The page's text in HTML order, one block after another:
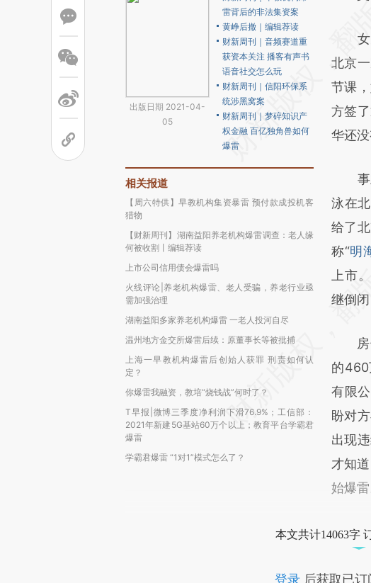
出版日期 2021-04-
05
雷背后的非法集资案
黄峥后撤｜编辑荐读
财新周刊｜音频赛道重
获资本关注 播客有声书
语音社交怎么玩
财新周刊｜信阳环保系
统涉黑窝案
财新周刊｜梦碎知识产
权金融 百亿独角兽如何
爆雷
相关报道
【周六特供】早教机构集资暴雷 预付款成投机客
猎物
【财新周刊】湖南益阳养老机构爆雷调查：老人缘
何被收割丨编辑荐读
上市公司信用债会爆雷吗
火线评论|养老机构爆雷、老人受骗，养老行业亟
需加强治理
湖南益阳多家养老机构爆雷 一老人投河自尽
温州地方金交所爆雷后续：原董事长等被批捕
上海一早教机构爆雷后创始人获罪 刑责如何认
定？
你爆雷我融资，教培“烧钱战”何时了？
T早报|微博三季度净利润下滑76.9%；工信部：
2021年新建5G基站60万个以上；教育平台学霸君
爆雷
学霸君爆雷 “1对1”模式怎么了？
而成
财新
比对
女儿
北京
节课
方签
华还没
事业
泳在
给了
称“明
上市
继倒
房子
的460
有限
盼对
出现
才知
始爆雷
本文共计14063字
登录后获取已订